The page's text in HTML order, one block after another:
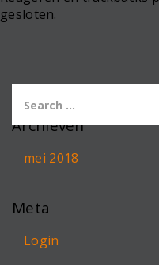
gesloten.
Archieven
mei 2018
Meta
Login